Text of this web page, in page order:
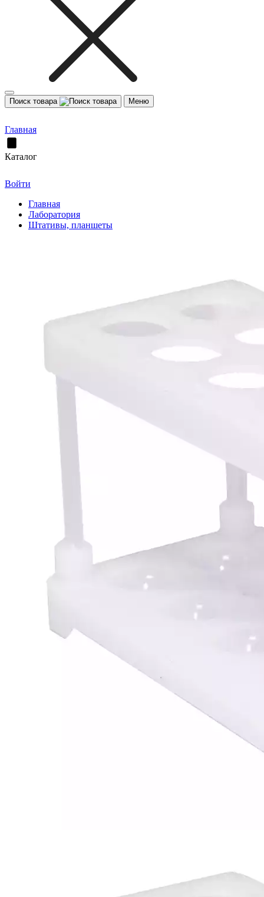
Поиск товара Меню
Главная
Каталог
Войти
Главная
Лаборатория
Штативы, планшеты